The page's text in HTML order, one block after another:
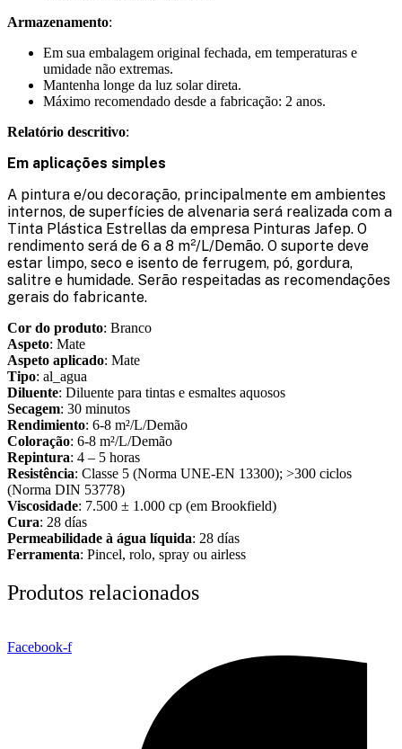
Armazenamento:
Em sua embalagem original fechada, em temperaturas e
umidade não extremas.
Mantenha longe da luz solar direta.
Máximo recomendado desde a fabricação: 2 anos.
Relatório descritivo:
Em aplicações simples
A pintura e/ou decoração, principalmente em ambientes
internos, de superfícies de alvenaria será realizada com a
Tinta Plástica Estrellas da empresa Pinturas Jafep. O
rendimento será de 6 a 8 m²/L/Demão. O suporte deve
estar limpo, seco e isento de ferrugem, pó, gordura,
salitre e humidade. Serão respeitadas as recomendações
gerais do fabricante.
Cor do produto: Branco
Aspeto: Mate
Aspeto aplicado: Mate
Tipo: al_agua
Diluente: Diluente para tintas e esmaltes aquosos
Secagem: 30 minutos
Rendimiento: 6-8 m²/L/Demão
Coloração: 6-8 m²/L/Demão
Repintura: 4 – 5 horas
Resistência: Classe 5 (Norma UNE-EN 13300); >300 ciclos
(Norma DIN 53778)
Viscosidade: 7.500 ± 1.000 cp (em Brookfield)
Cura: 28 días
Permeabilidade à água líquida: 28 días
Ferramenta: Pincel, rolo, spray ou airless
Produtos relacionados
Facebook-f